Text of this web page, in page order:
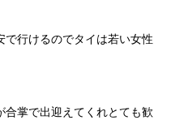
行けるのでタイは若い女性
合掌で出迎えてくれとても歓